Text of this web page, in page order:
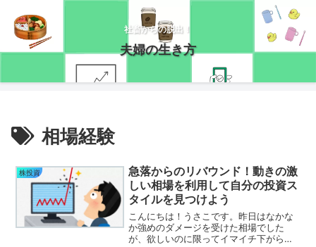
社畜からの脱出！
夫婦の生き方
相場経験
株投資
急落からのリバウンド！動きの激
しい相場を利用して自分の投資ス
タイルを見つけよう
こんにちは！うさこです。昨日はなかな
か強めのダメージを受けた相場でした
が、欲しいのに限ってイマイチ下がらな